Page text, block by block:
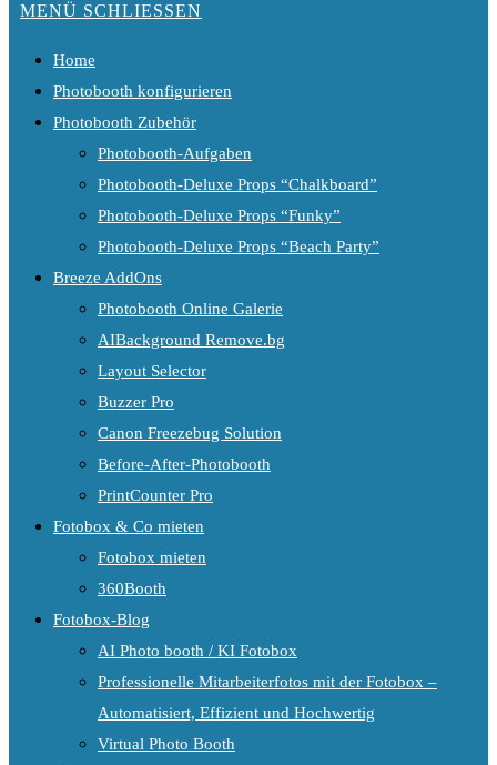
MENÜ SCHLIESSEN
Home
Photobooth konfigurieren
Photobooth Zubehör
Photobooth-Aufgaben
Photobooth-Deluxe Props “Chalkboard”
Photobooth-Deluxe Props “Funky”
Photobooth-Deluxe Props “Beach Party”
Breeze AddOns
Photobooth Online Galerie
AIBackground Remove.bg
Layout Selector
Buzzer Pro
Canon Freezebug Solution
Before-After-Photobooth
PrintCounter Pro
Fotobox & Co mieten
Fotobox mieten
360Booth
Fotobox-Blog
AI Photo booth / KI Fotobox
Professionelle Mitarbeiterfotos mit der Fotobox –
Automatisiert, Effizient und Hochwertig
Virtual Photo Booth